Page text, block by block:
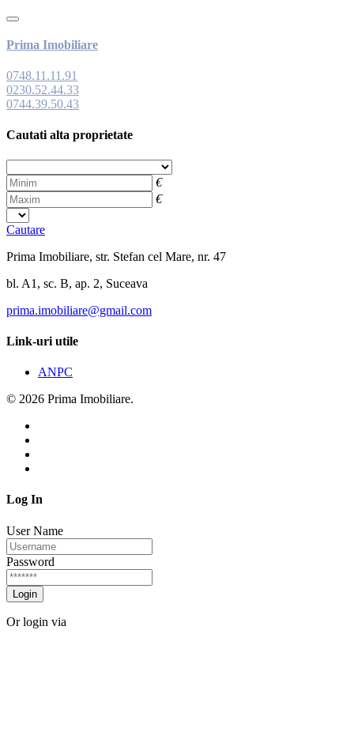
Prima Imobiliare
0748.11.11.91
0230.52.44.33
0744.39.50.43
Cautati alta proprietate
Cautare
Prima Imobiliare, str. Stefan cel Mare, nr. 47
bl. A1, sc. B, ap. 2, Suceava
prima.imobiliare@gmail.com
Link-uri utile
ANPC
© 2026 Prima Imobiliare.
Log In
User Name
Password
Login
Or login via